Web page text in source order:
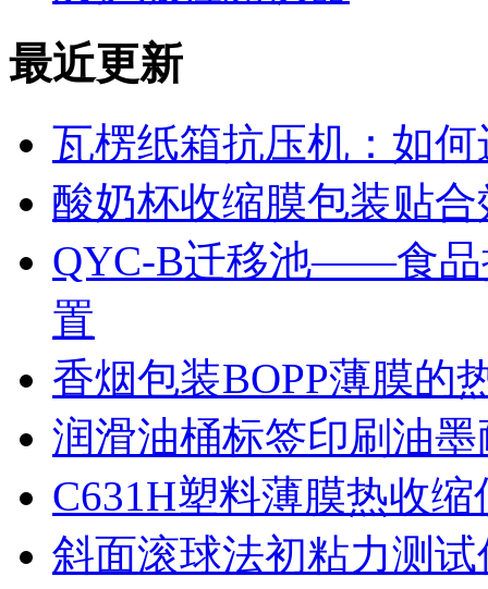
最近更新
瓦楞纸箱抗压机：如
酸奶杯收缩膜包装贴
QYC-B迁移池——食品
置
香烟包装BOPP薄膜的
润滑油桶标签印刷油
C631H塑料薄膜热收
斜面滚球法初粘力测